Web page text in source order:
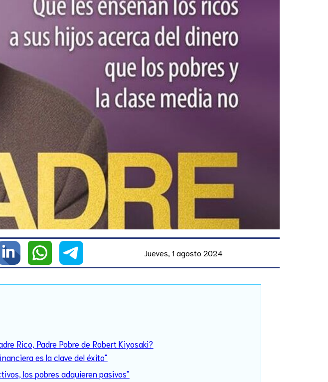
Jueves, 1 agosto 2024
Rico, Padre Pobre de Robert Kiyosaki?
es la clave del éxito"
los pobres adquieren pasivos"